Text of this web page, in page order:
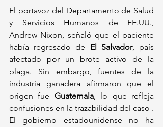
El portavoz del Departamento de Salud
y Servicios Humanos de EE.UU.,
Andrew Nixon, señaló que el paciente
había regresado de El Salvador, país
afectado por un brote activo de la
plaga. Sin embargo, fuentes de la
industria ganadera afirmaron que el
origen fue Guatemala, lo que refleja
confusiones en la trazabilidad del caso .
El gobierno estadounidense no ha